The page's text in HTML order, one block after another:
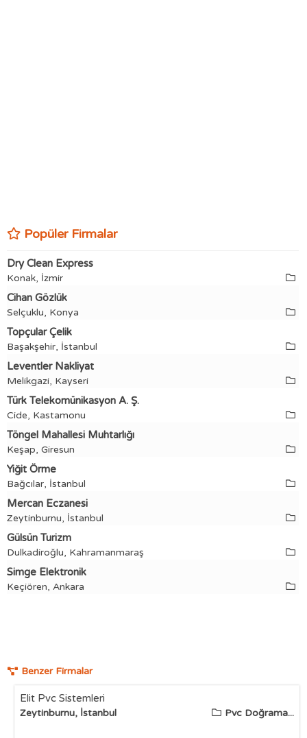
Popüler Firmalar
Dry Clean Express
Konak, İzmir
Cihan Gözlük
Selçuklu, Konya
Topçular Çelik
Başakşehir, İstanbul
Leventler Nakliyat
Melikgazi, Kayseri
Türk Telekomünikasyon A. Ş.
Cide, Kastamonu
Töngel Mahallesi Muhtarlığı
Keşap, Giresun
Yiğit Örme
Bağcılar, İstanbul
Mercan Eczanesi
Zeytinburnu, İstanbul
Gülsün Turizm
Dulkadiroğlu, Kahramanmaraş
Simge Elektronik
Keçiören, Ankara
Benzer Firmalar
Elit Pvc Sistemleri
Zeytinburnu, İstanbul Pvc Doğrama...